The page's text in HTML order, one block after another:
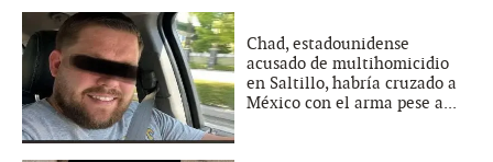
Chad, estadounidense
acusado de multihomicidio
en Saltillo, habría cruzado a
México con el arma pese a...